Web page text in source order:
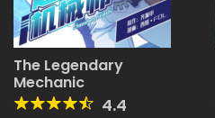
The Legendary
Mechanic
4.4